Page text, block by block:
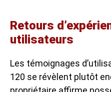
Retours
utilisateurs
Les témoignages
120 se révèlent plutôt